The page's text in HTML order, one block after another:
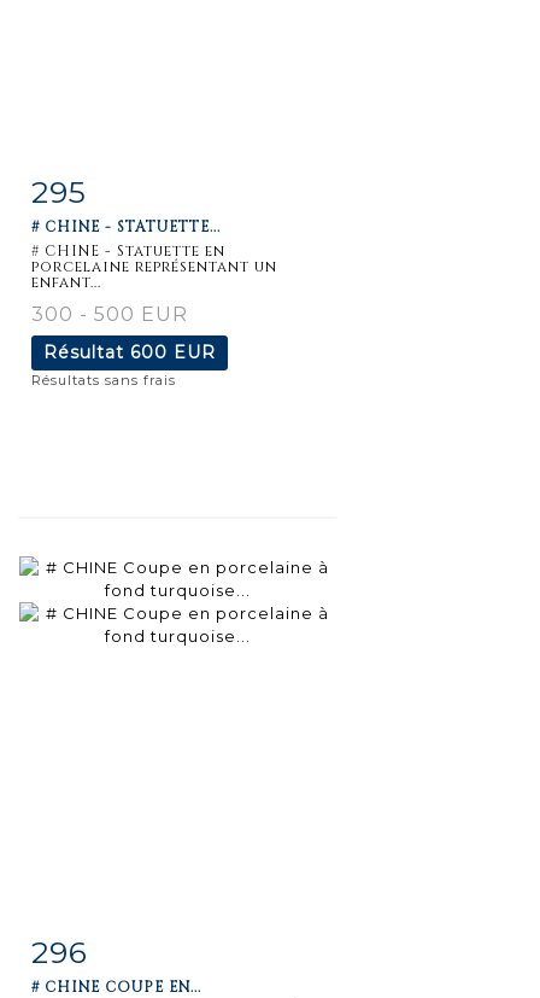
Fiche
295
# CHINE - STATUETTE...
# CHINE - Statuette en
porcelaine représentant un
enfant...
300 - 500 EUR
Résultat 600 EUR
Résultats sans frais
Fiche
296
# CHINE COUPE EN...